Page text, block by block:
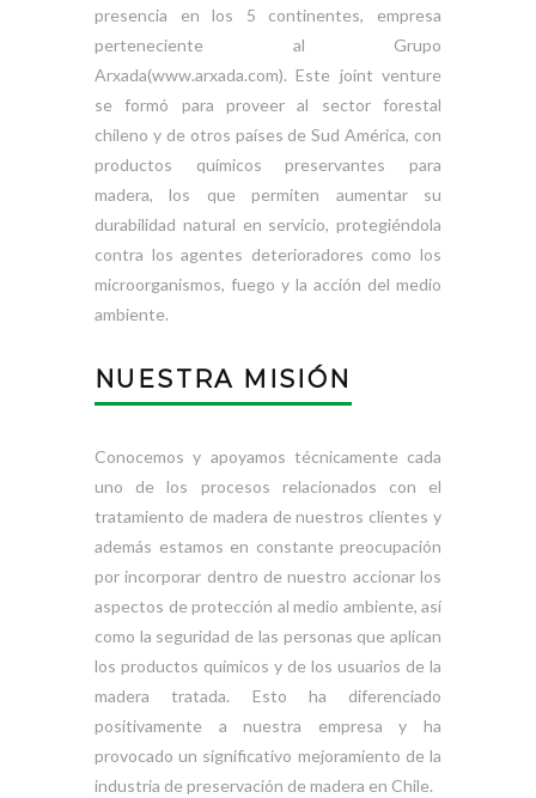
presencia en los 5 continentes, empresa
perteneciente al Grupo
Arxada(www.arxada.com). Este joint venture
se formó para proveer al sector forestal
chileno y de otros países de Sud América, con
productos químicos preservantes para
madera, los que permiten aumentar su
durabilidad natural en servicio, protegiéndola
contra los agentes deterioradores como los
microorganismos, fuego y la acción del medio
ambiente.
NUESTRA MISIÓN
Conocemos y apoyamos técnicamente cada
uno de los procesos relacionados con el
tratamiento de madera de nuestros clientes y
además estamos en constante preocupación
por incorporar dentro de nuestro accionar los
aspectos de protección al medio ambiente, así
como la seguridad de las personas que aplican
los productos químicos y de los usuarios de la
madera tratada. Esto ha diferenciado
positivamente a nuestra empresa y ha
provocado un significativo mejoramiento de la
industria de preservación de madera en Chile.